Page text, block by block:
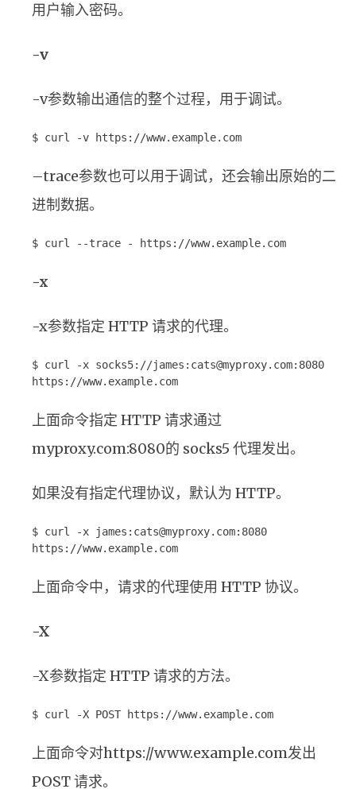
用户输入密码。
-v
-v参数输出通信的整个过程，用于调试。
$ curl -v https://www.example.com
–trace参数也可以用于调试，还会输出原始的二
进制数据。
$ curl --trace - https://www.example.com
-x
-x参数指定 HTTP 请求的代理。
$ curl -x socks5://james:cats@myproxy.com:8080
https://www.example.com
上面命令指定 HTTP 请求通过
myproxy.com:8080的 socks5 代理发出。
如果没有指定代理协议，默认为 HTTP。
$ curl -x james:cats@myproxy.com:8080
https://www.example.com
上面命令中，请求的代理使用 HTTP 协议。
-X
-X参数指定 HTTP 请求的方法。
$ curl -X POST https://www.example.com
上面命令对https://www.example.com发出
POST 请求。